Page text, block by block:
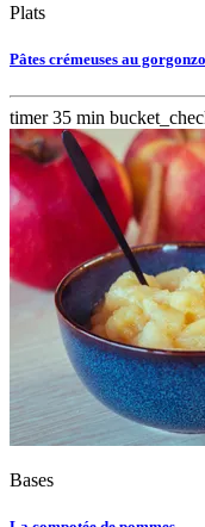
Plats
Pâtes crémeuses au
timer35 min
Bases